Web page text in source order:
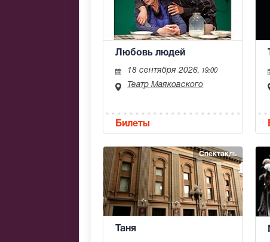
Любовь людей
18 сентября 2026, 19:00
Театр Маяковского
Билеты
Спектакль
Таня